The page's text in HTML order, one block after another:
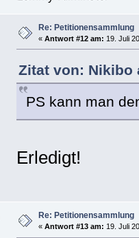
Re: Petitionensammlung
« Antwort #12 am: 19. Juli
Zitat von: Nikibo
PS kann man
Erledigt!
Re: Petitionensammlung
« Antwort #13 am: 19. Juli